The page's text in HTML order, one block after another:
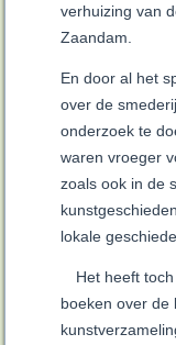
verhuizing van
Zaandam.
En door al het
over de
onderzoek te
waren vroeger
zoals ook in de
lokale
Het heeft
boeken over de